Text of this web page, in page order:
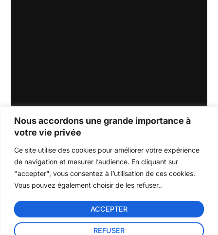
Nous accordons une grande importance à
votre vie privée
Ce site utilise des cookies pour améliorer votre expérience
de navigation et mesurer l’audience. En cliquant sur
"accepter", vous consentez à l’utilisation de ces cookies.
Vous pouvez également choisir de les refuser..
REFUSER
ACCEPTER
Mathe
matical
Science
s
Lorem
ipsum
dolor sit
amet,
consectet
ur
elit.
READ
Health
&
s
Lorem
ipsum
dolor sit
amet,
consectet
ur
adipiscing
elit.
READ
MORE
Laws
Lorem
amet,
consectet
adipiscing
elit.
MORE